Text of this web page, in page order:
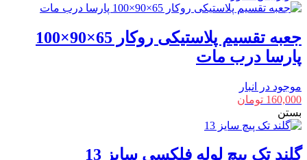
جعبه تقسیم پلاستیکی روکار 65×90×100
پارسا درب مات
موجود در انبار
160,000 تومان
بستن
گلند تک پیچ لوله فلکسی سایز 13